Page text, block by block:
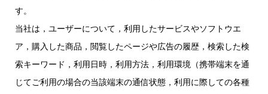
す。
当社は，ユーザーについて，利用したサービスやソフトウエ
ア，購入した商品，閲覧したページや広告の履歴，検索した検
索キーワード，利用日時，利用方法，利用環境（携帯端末を通
じてご利用の場合の当該端末の通信状態，利用に際しての各種